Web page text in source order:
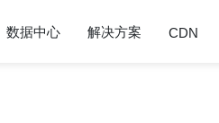
数据中心 解决方案 CDN